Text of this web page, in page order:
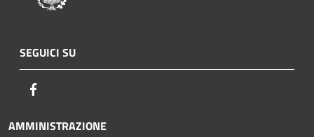
SEGUICI SU
AMMINISTRAZIONE